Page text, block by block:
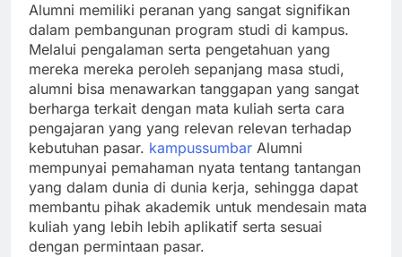
Alumni memiliki peranan yang sangat signifikan
dalam pembangunan program studi di kampus.
Melalui pengalaman serta pengetahuan yang
mereka mereka peroleh sepanjang masa studi,
alumni bisa menawarkan tanggapan yang sangat
berharga terkait dengan mata kuliah serta cara
pengajaran yang yang relevan relevan terhadap
kebutuhan pasar. kampussumbar Alumni
mempunyai pemahaman nyata tentang tantangan
yang dalam dunia di dunia kerja, sehingga dapat
membantu pihak akademik untuk mendesain mata
kuliah yang lebih lebih aplikatif serta sesuai
dengan permintaan pasar.